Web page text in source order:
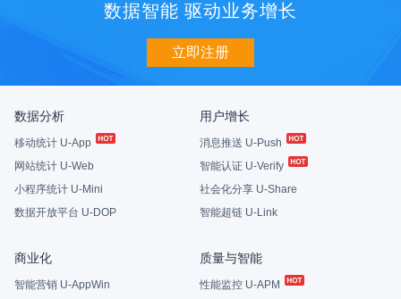
数据智能 驱动业务增长
立即注册
数据分析
移动统计 U-App
网站统计 U-Web
小程序统计 U-Mini
数据开放平台 U-DOP
用户增长
消息推送 U-Push
智能认证 U-Verify
社会化分享 U-Share
智能超链 U-Link
商业化
智能营销 U-AppWin
质量与智能
性能监控 U-APM